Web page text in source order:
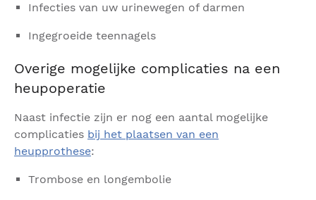
Infecties van uw urinewegen of darmen
Ingegroeide teennagels
Overige mogelijke complicaties na een
heupoperatie
Naast infectie zijn er nog een aantal mogelijke
complicaties bij het plaatsen van een
heupprothese:
Trombose en longembolie